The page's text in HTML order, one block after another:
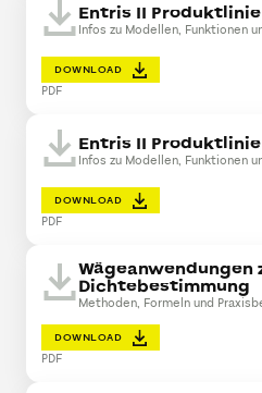
Entris II Produktlinie
Infos zu Modellen, Funktionen
DOWNLOAD
PDF
Entris II Produktlinie
Infos zu Modellen, Funktionen
DOWNLOAD
PDF
Wägeanwendungen
Dichtebestimmung
Methoden, Formeln und
DOWNLOAD
PDF